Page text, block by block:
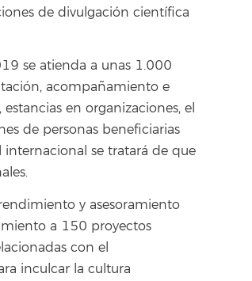
de divulgación científica
se atienda a unas 1.000
acompañamiento e
en organizaciones, el
de personas beneficiarias
se tratará de que
y asesoramiento
a 150 proyectos
con el
inculcar la cultura